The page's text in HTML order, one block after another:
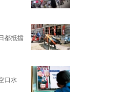
都抵擋
口水